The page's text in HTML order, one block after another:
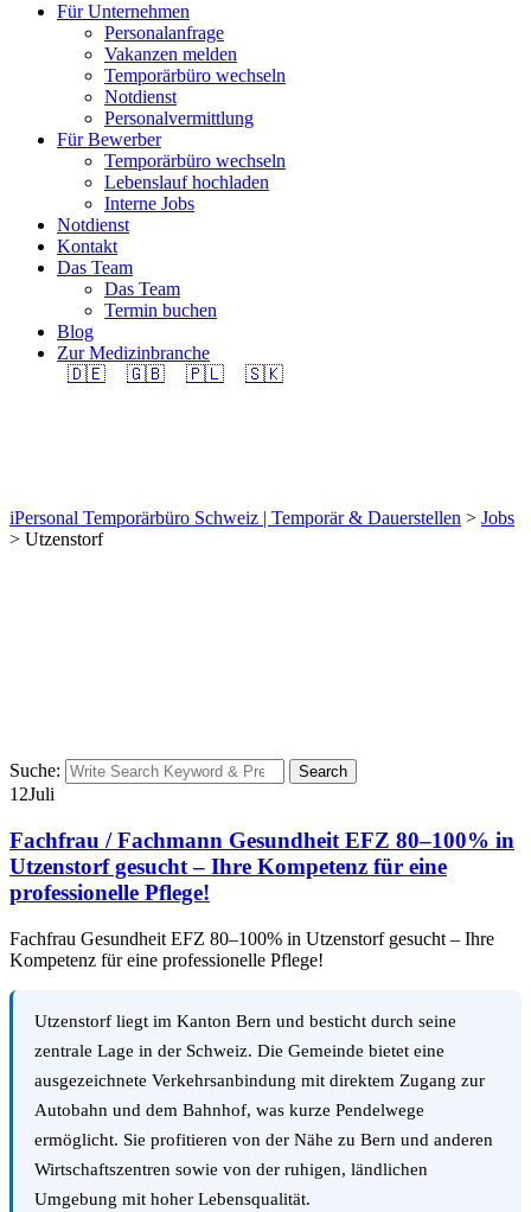
Für Unternehmen
Personalanfrage
Vakanzen melden
Temporärbüro wechseln
Notdienst
Personalvermittlung
Für Bewerber
Temporärbüro wechseln
Lebenslauf hochladen
Interne Jobs
Notdienst
Kontakt
Das Team
Das Team
Termin buchen
Blog
Zur Medizinbranche
🇩🇪
🇬🇧 🇵🇱 🇸🇰
iPersonal Temporärbüro Schweiz | Temporär & Dauerstellen > Jobs
> Utzenstorf
Suche: Search
12Juli
Fachfrau / Fachmann Gesundheit EFZ 80–100% in
Utzenstorf gesucht – Ihre Kompetenz für eine
professionelle Pflege!
Fachfrau Gesundheit EFZ 80–100% in Utzenstorf gesucht – Ihre
Kompetenz für eine professionelle Pflege!
Utzenstorf liegt im Kanton Bern und besticht durch seine
zentrale Lage in der Schweiz. Die Gemeinde bietet eine
ausgezeichnete Verkehrsanbindung mit direktem Zugang zur
Autobahn und dem Bahnhof, was kurze Pendelwege
ermöglicht. Sie profitieren von der Nähe zu Bern und anderen
Wirtschaftszentren sowie von der ruhigen, ländlichen
Umgebung mit hoher Lebensqualität.